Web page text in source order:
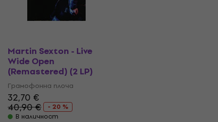
Martin Sexton - Live
Wide Open
(Remastered) (2 LP)
Грамофонна плоча
32,70 €
40,90 €
- 20 %
В наличност